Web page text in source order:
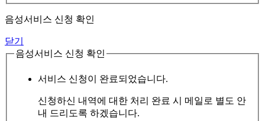
음성서비스 신청 확인
닫기
음성서비스 신청 확인
서비스 신청이 완료되었습니다.
신청하신 내역에 대한 처리 완료 시 메일로 별도 안
내 드리도록 하겠습니다.